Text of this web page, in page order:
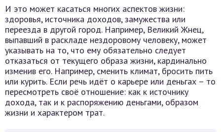
И это может касаться многих аспектов жизни:
здоровья, источника доходов, замужества или
переезда в другой город. Например, Великий Жнец,
выпавший в раскладе нездоровому человеку, может
указывать на то, что ему обязательно следует
отказаться от текущего образа жизни, кардинально
изменив его. Например, сменить климат, бросить пить
или курить. Если речь идёт о карьере или деньгах – то
пересмотреть своё отношение: как к источнику
дохода, так и к распоряжению деньгами, образом
жизни и характером трат.